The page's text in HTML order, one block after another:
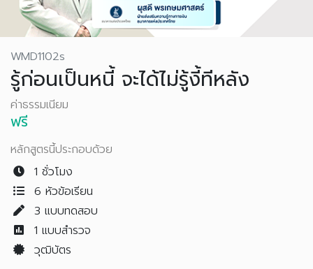
WMD1102s
รู้ก่อนเป็นหนี้ จะได้ไม่รู้งี้ทีหลัง
ค่าธรรมเนียม
ฟรี
หลักสูตรนี้ประกอบด้วย
1 ชั่วโมง
6 หัวข้อเรียน
3 แบบทดสอบ
1 แบบสำรวจ
วุฒิบัตร